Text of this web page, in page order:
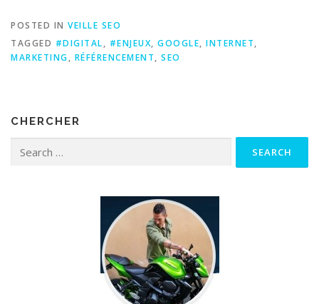
POSTED IN VEILLE SEO
TAGGED #DIGITAL, #ENJEUX, GOOGLE, INTERNET,
MARKETING, RÉFÉRENCEMENT, SEO
CHERCHER